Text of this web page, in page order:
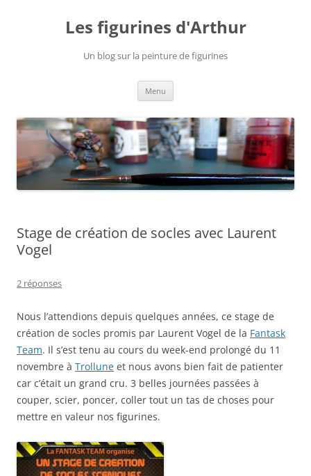
Les figurines d'Arthur
Un blog sur la peinture de figurines
Menu
Stage de création de socles avec Laurent
Vogel
2 réponses
Nous l’attendions depuis quelques années, ce stage de
création de socles promis par Laurent Vogel de la Fantask
Team. Il s’est tenu au cours du week-end prolongé du 11
novembre à Trollune et nous avons bien fait de patienter
car c’était un grand cru. 3 belles journées passées à
couper, scier, poncer, coller tout un tas de choses pour
mettre en valeur nos figurines.